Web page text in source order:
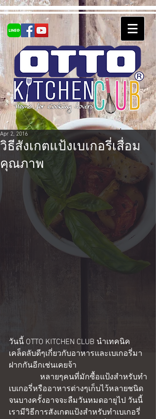
วิธีสังเกตแป้งเบเกอรี่เสื่อม
คุณภาพ
Apr 2, 2016
วันนี้ OTTO KITCHEN CLUB นำเทคนิค
เคล็ดลับดีๆเกี่ยวกับอาหารและเบเกอรี่มา
ฝากกันอีกเช่นเคยจ้า
เบเกอรี่หรืออาหารต่างๆเก็บไว้หลายชนิด
จนบางครั้งอาจจะลืมวันหมดอายุไป วันนี้
เรามีวิธีการสังเกตแป้งสำหรับทำเบเกอรี่